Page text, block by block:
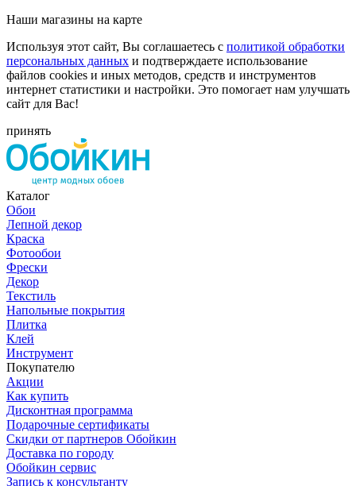
Наши магазины на карте
Используя этот сайт, Вы соглашаетесь с политикой обработки
персональных данных и подтверждаете использование
файлов cookies и иных методов, средств и инструментов
интернет статистики и настройки. Это помогает нам улучшать
сайт для Вас!
принять
Каталог
Обои
Лепной декор
Краска
Фотообои
Фрески
Декор
Текстиль
Напольные покрытия
Плитка
Клей
Инструмент
Покупателю
Акции
Как купить
Дисконтная программа
Подарочные сертификаты
Скидки от партнеров Обойкин
Доставка по городу
Обойкин сервис
Запись к консультанту